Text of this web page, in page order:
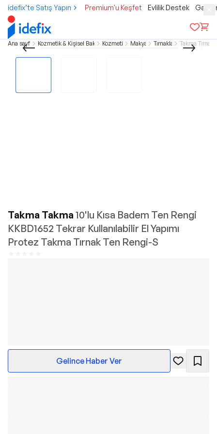
idefix’te Satış Yapın Premium'u Keşfet Evlilik Destek
Ana sayfa Kozmetik & Kişisel Bakım Kozmetik Makyaj Tırnaklar Takma Tırnak
Takma Takma 10'lu Kısa Badem Ten Rengi
KKBD1652 Tekrar Kullanılabilir El Yapımı
Protez Takma Tırnak Ten Rengi-S
Gelince Haber Ver